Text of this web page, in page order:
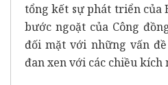
tổng kết sự phát triển của
bước ngoặt của Công
đối mặt với những vấn
đan xen với các chiều kích